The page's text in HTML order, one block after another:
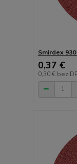
Smirdex
0,37 €
0,30 € bez